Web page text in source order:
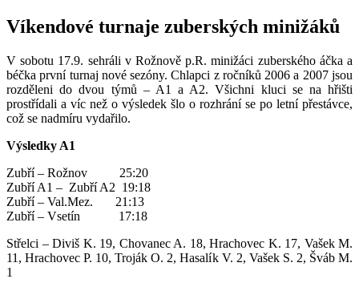
Víkendové turnaje zuberských minižáků
V sobotu 17.9. sehráli v Rožnově p.R. minižáci zuberského áčka a
béčka první turnaj nové sezóny. Chlapci z ročníků 2006 a 2007 jsou
rozděleni do dvou týmů – A1 a A2. Všichni kluci se na hřišti
prostřídali a víc než o výsledek šlo o rozhrání se po letní přestávce,
což se nadmíru vydařilo.
Výsledky A1
Zubří – Rožnov 25:20
Zubří A1 – Zubří A2 19:18
Zubří – Val.Mez. 21:13
Zubří – Vsetín 17:18
Střelci – Diviš K. 19, Chovanec A. 18, Hrachovec K. 17, Vašek M.
11, Hrachovec P. 10, Troják O. 2, Hasalík V. 2, Vašek S. 2, Šváb M.
1